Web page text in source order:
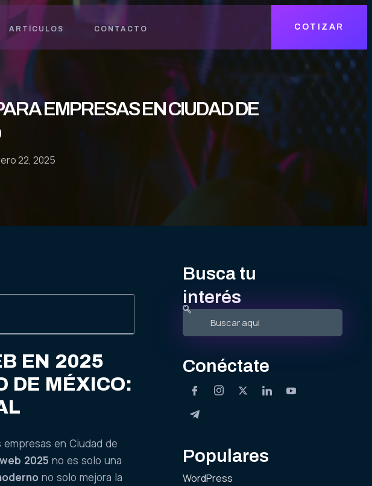
ARTÍCULOS CONTACTO COTIZAR
EMPRESAS EN CIUDAD DE
22, 2025
EN 2025
DE MÉXICO:
en Ciudad de
2025 no es solo una
no solo mejora la
Busca tu
interés
Conéctate
Populares
WordPress